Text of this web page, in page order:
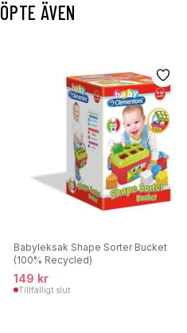
ÄVEN
Babyleksak Shape Sorter Bucket
(100% Recycled)
149 kr
Tillfälligt slut